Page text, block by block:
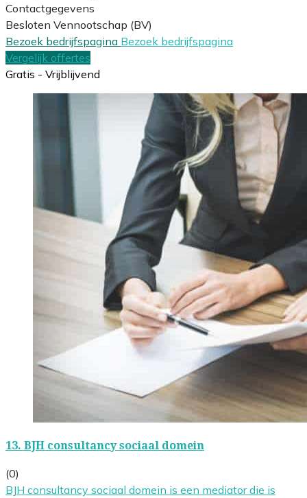
Contactgegevens
Besloten Vennootschap (BV)
Bezoek bedrijfspagina Bezoek bedrijfspagina
Vergelijk offertes
Gratis - Vrijblijvend
13. BJH consultancy sociaal domein
(0)
BJH consultancy sociaal domein is een mediator die is